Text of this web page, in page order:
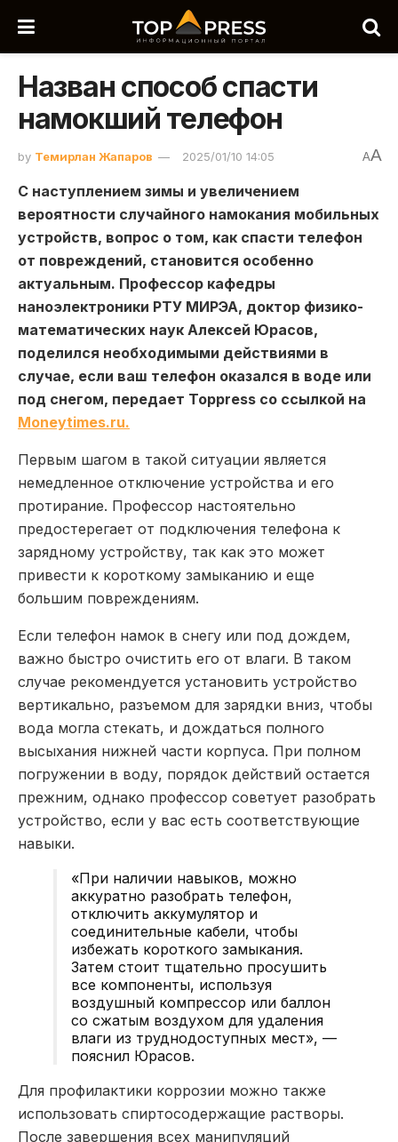
Назван способ спасти
намокший телефон
by Темирлан Жапаров 2025/01/10 14:05 AA
С наступлением зимы и увеличением
вероятности случайного намокания мобильных
устройств, вопрос о том, как спасти телефон
от повреждений, становится особенно
актуальным. Профессор кафедры
наноэлектроники РТУ МИРЭА, доктор физико-
математических наук Алексей Юрасов,
поделился необходимыми действиями в
случае, если ваш телефон оказался в воде или
под снегом, передает Toppress со ссылкой на
Мoneytimes.ru.
Первым шагом в такой ситуации является
немедленное отключение устройства и его
протирание. Профессор настоятельно
предостерегает от подключения телефона к
зарядному устройству, так как это может
привести к короткому замыканию и еще
большим повреждениям.
Если телефон намок в снегу или под дождем,
важно быстро очистить его от влаги. В таком
случае рекомендуется установить устройство
вертикально, разъемом для зарядки вниз, чтобы
вода могла стекать, и дождаться полного
высыхания нижней части корпуса. При полном
погружении в воду, порядок действий остается
прежним, однако профессор советует разобрать
устройство, если у вас есть соответствующие
навыки.
«При наличии навыков, можно
аккуратно разобрать телефон,
отключить аккумулятор и
соединительные кабели, чтобы
избежать короткого замыкания.
Затем стоит тщательно просушить
все компоненты, используя
воздушный компрессор или баллон
со сжатым воздухом для удаления
влаги из труднодоступных мест», —
пояснил Юрасов.
Для профилактики коррозии можно также
использовать спиртосодержащие растворы.
После завершения всех манипуляций